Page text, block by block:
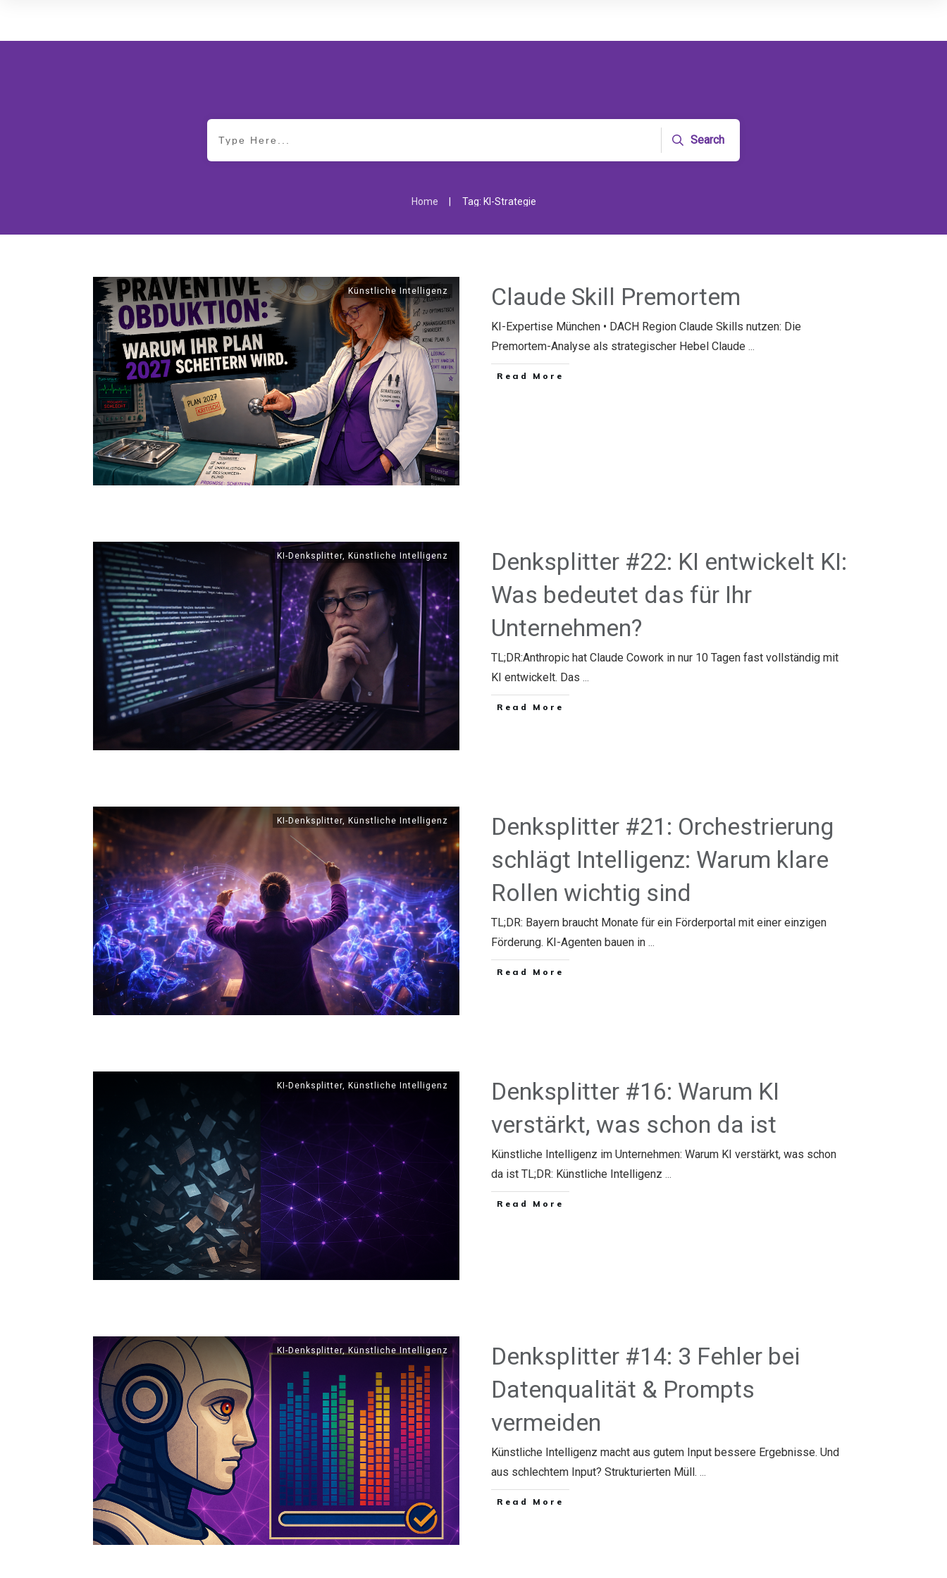
Search
Home | Tag: KI-Strategie
Künstliche Intelligenz Claude Skill Premortem
KI-Expertise München • DACH Region Claude Skills nutzen: Die
Premortem-Analyse als strategischer Hebel Claude ...
​Read More
KI-Denksplitter, Künstliche Intelligenz
Denksplitter #22: KI entwickelt KI:
Was bedeutet das für Ihr
Unternehmen?
TL;DR:Anthropic hat Claude Cowork in nur 10 Tagen fast vollständig mit
KI entwickelt. Das ...
​Read More
KI-Denksplitter, Künstliche Intelligenz
Denksplitter #21: Orchestrierung
schlägt Intelligenz: Warum klare
Rollen wichtig sind
TL;DR: Bayern braucht Monate für ein Förderportal mit einer einzigen
Förderung. KI-Agenten bauen in ...
​Read More
KI-Denksplitter, Künstliche Intelligenz
Denksplitter #16: Warum KI
verstärkt, was schon da ist
Künstliche Intelligenz im Unternehmen: Warum KI verstärkt, was schon
da ist TL;DR: Künstliche Intelligenz ...
​Read More
KI-Denksplitter,Künstliche Intelligenz
Denksplitter #14: 3 Fehler bei
Datenqualität & Prompts
vermeiden
Künstliche Intelligenz macht aus gutem Input bessere Ergebnisse. Und
aus schlechtem Input? Strukturierten Müll. ...
​Read More